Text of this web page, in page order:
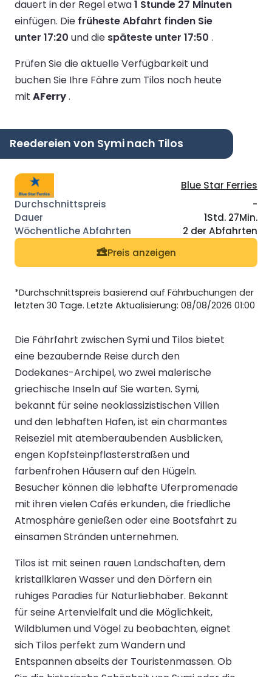
dauert in der Regel etwa1 Stunde 27 Minuten
einfügen. Die früheste Abfahrt finden Sie
unter 17:20 und die späteste unter 17:50 .
Prüfen Sie die aktuelle Verfügbarkeit und
buchen Sie Ihre Fähre zum Tilos noch heute
mit AFerry.
Reedereien von Symi nach Tilos
Blue Star Ferries
-
1Std. 27Min.
2 der Abfahrten
Preis anzeigen
*Durchschnittspreis basierend auf Fährbuchungen der
letzten 30 Tage. Letzte Aktualisierung: 08/08/2026 01:00
Die Fährfahrt zwischen Symi und Tilos bietet
eine bezaubernde Reise durch den
Dodekanes-Archipel, wo zwei malerische
griechische Inseln auf Sie warten. Symi,
bekannt für seine neoklassizistischen Villen
und den lebhaften Hafen, ist ein charmantes
Reiseziel mit atemberaubenden Ausblicken,
engen Kopfsteinpflasterstraßen und
farbenfrohen Häusern auf den Hügeln.
Besucher können die lebhafte Uferpromenade
mit ihren vielen Cafés erkunden, die friedliche
Atmosphäre genießen oder eine Bootsfahrt zu
einsamen Stränden unternehmen.
Tilos ist mit seinen rauen Landschaften, dem
kristallklaren Wasser und den Dörfern ein
ruhiges Paradies für Naturliebhaber. Bekannt
für seine Artenvielfalt und die Möglichkeit,
Wildblumen und Vögel zu beobachten, eignet
sich Tilos perfekt zum Wandern und
Entspannen abseits der Touristenmassen. Ob